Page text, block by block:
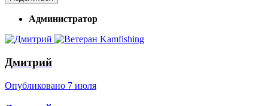
Администратор
Дмитрий
Опубликовано 7 июля